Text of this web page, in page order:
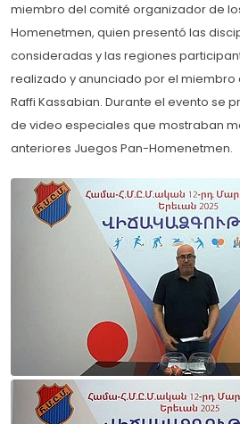
miembro del comité organizador de
Homenetmen, quien presentó las
consideradas y las regiones
realizado y anunciado por el
Raffi Kassabian. Durante el evento se
de video especiales que mostraban
anteriores Juegos Pan-Homenetmen.